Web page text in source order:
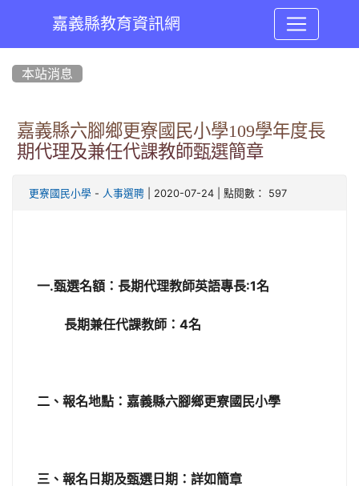
嘉義縣教育資訊網
本站消息
嘉義縣六腳鄉更寮國民小學109學年度長
期代理及兼任代課教師甄選簡章
更寮國民小學 - 人事選聘 | 2020-07-24 | 點閱數： 597
一.甄選名額：長期代理教師英語專長:1名
長期兼任代課教師：4名
二、報名地點：嘉義縣六腳鄉更寮國民小學
三、報名日期及甄選日期：詳如簡章